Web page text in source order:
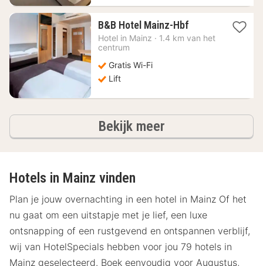
B&B Hotel Mainz-Hbf1
nacht
Hotel in Mainz · 1.4 km van het
centrum
Gratis Wi-Fi
Lift
Bekijk meerhotels
Hotels in Mainz vinden
Plan je jouw overnachting in een hotel in Mainz Of het
nu gaat om een uitstapje met je lief, een luxe
ontsnapping of een rustgevend en ontspannen verblijf,
wij van HotelSpecials hebben voor jou 79 hotels in
Mainz geselecteerd. Boek eenvoudig voor Augustus,